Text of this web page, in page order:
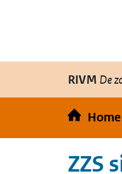
RIVM De
Home
ZZS